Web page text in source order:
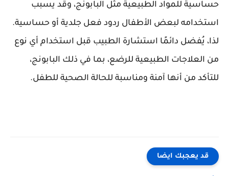
حساسية للمواد الطبيعية مثل البابونج، وقد يسبب
استخدامه لبعض الأطفال ردود فعل جلدية أو حساسية.
لذا، يُفضل دائمًا استشارة الطبيب قبل استخدام أي نوع
من العلاجات الطبيعية للرضع، بما في ذلك البابونج،
للتأكد من أنها آمنة ومناسبة للحالة الصحية للطفل.
قد يعجبك ايضا